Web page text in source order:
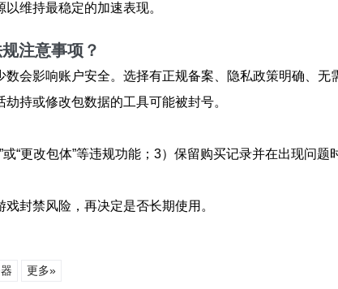
维持最稳定的加速表现。
注意事项？
会影响账户安全。选择有正规备案、隐私政策明确、
持或修改包数据的工具可能被封号。
更改包体”等违规功能；3）保留购买记录并在出现问题
封禁风险，再决定是否长期使用。
更多»